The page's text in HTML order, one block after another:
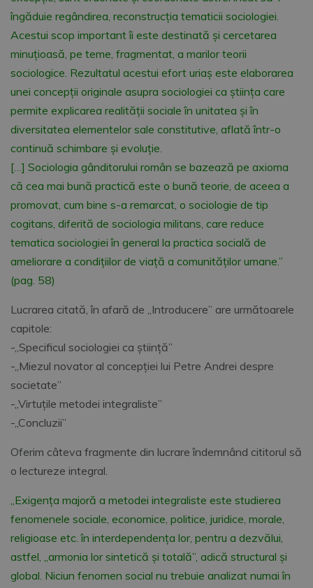
îngăduie regândirea, reconstrucția tematicii sociologiei.
Acestui scop important îi este destinată și cercetarea
minuțioasă, pe teme, fragmentat, a marilor teorii
sociologice. Rezultatul acestui efort uriaș este elaborarea
unei concepții originale asupra sociologiei ca știința care
permite explicarea realității sociale în unitatea și în
diversitatea elementelor sale constitutive, aflată într-o
continuă schimbare și evoluție.
[…] Sociologia gânditorului român se bazează pe axioma
că cea mai bună practică este o bună teorie, de aceea a
promovat, cum bine s-a remarcat, o sociologie de tip
cogitans, diferită de sociologia militans, care reduce
tematica sociologiei în general la practica socială de
ameliorare a condițiilor de viață a comunităților umane.”
(pag. 58)
Lucrarea citată, în afară de „Introducere” are următoarele
capitole:
-„Specificul sociologiei ca știință”
-„Miezul novator al concepției lui Petre Andrei despre
societate”
-„Virtuțile metodei integraliste”
-„Concluzii”
Oferim câteva fragmente din lucrare îndemnând cititorul să
o lectureze integral.
„Exigența majoră a metodei integraliste este studierea
fenomenele sociale, economice, politice, juridice, morale,
religioase etc. în interdependența lor, pentru a dezvălui,
astfel, „armonia lor sintetică și totală”, adică structural și
global. Niciun fenomen social nu trebuie analizat numai în